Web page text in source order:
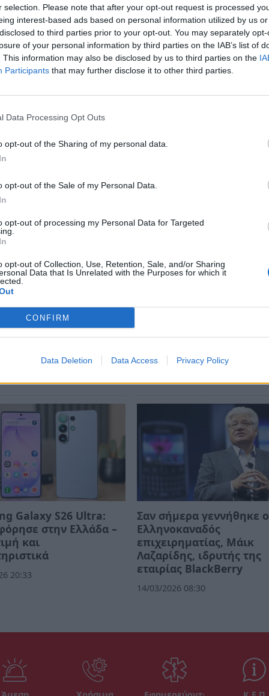
selection. Please note that after your opt-out request is processed
interest-based ads based on personal information utilized by us
to third parties prior to your opt-out. You may separately
of your personal information by third parties on the IAB’s list of
This information may also be disclosed by us to third parties on the
Participants that may further disclose it to other third parties.
Data Processing Opt Outs
opt-out of the Sharing of my personal data.
opt-out of the Sale of my Personal Data.
opt-out of processing my Personal Data for Targeted
opt-out of Collection, Use, Retention, Sale, and/or Sharing
Data that Is Unrelated with the Purposes for which it
CONFIRM
Data Deletion Data Access Privacy Policy
Μαραθιάς, Ελίκα, Πλύτρα, Έλαια
Λεημόνας, Στεφανιά, Τρίνησα, Γλώσσα,
Κωνσταντίνος
συναντά την
σε οθόνες: Η νέα
ψηφιακής ζωής
05/04/2026 20:42
Galaxy S26 Ultra:
στην Ελλάδα –
και
20:33
Σαν σήμερα γεννήθηκε ο
Ελληνοκαναδός
επιχειρηματίας, Μάικ
Λαζαρίδης, ιδρυτής της
εταιρίας BlackBerry
14/03/2026 08:30